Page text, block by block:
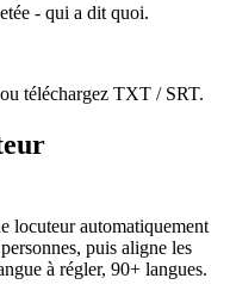
- qui a dit quoi.
téléchargez TXT / SRT.
locuteur automatiquement
puis aligne les
à régler, 90+ langues.